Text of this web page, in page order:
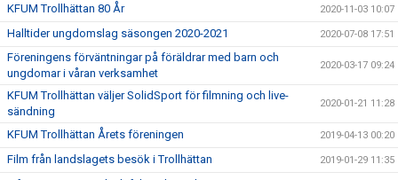
KFUM Trollhättan 80 År 2020-11-03 10:07
Halltider ungdomslag säsongen 2020-2021 2020-07-08 17:51
Föreningens förväntningar på föräldrar med barn och
ungdomar i våran verksamhet
2020-03-17 09:24
KFUM Trollhättan väljer SolidSport för filmning och live-
sändning
2020-01-21 11:28
KFUM Trollhättan Årets föreningen 2019-04-13 00:20
Film från landslagets besök i Trollhättan 2019-01-29 11:35